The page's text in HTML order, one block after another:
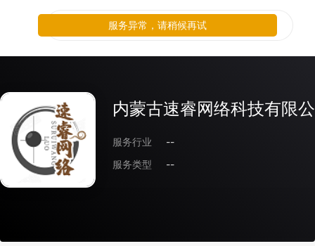
内蒙古速睿网络科技有限
服务行业
--
服务类型
--
服务异常，请稍候再试